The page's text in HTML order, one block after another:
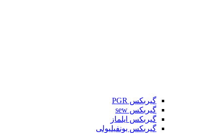
گیربکس PGR
گیربکس sew
گیربکس ایلماز
گیربکس بونفیلیولی